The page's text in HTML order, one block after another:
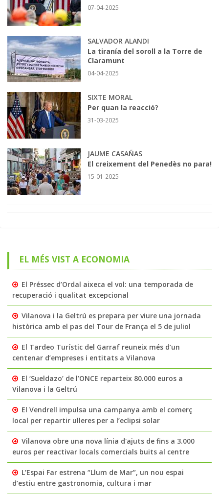
07-04-2025
SALVADOR ALANDI
La tiranía del soroll a la Torre de
Claramunt
04-04-2025
SIXTE MORAL
Per quan la reacció?
31-03-2025
JAUME CASAÑAS
El creixement del Penedès no para!
15-01-2025
EL MÉS VIST A ECONOMIA
El Préssec d’Ordal aixeca el vol: una temporada de
recuperació i qualitat excepcional
Vilanova i la Geltrú es prepara per viure una jornada
històrica amb el pas del Tour de França el 5 de juliol
El Tardeo Turístic del Garraf reuneix més d’un
centenar d’empreses i entitats a Vilanova
El ‘Sueldazo’ de l’ONCE reparteix 80.000 euros a
Vilanova i la Geltrú
El Vendrell impulsa una campanya amb el comerç
local per repartir ulleres per a l’eclipsi solar
Vilanova obre una nova línia d'ajuts de fins a 3.000
euros per reactivar locals comercials buits al centre
L’Espai Far estrena “Llum de Mar”, un nou espai
d’estiu entre gastronomia, cultura i mar